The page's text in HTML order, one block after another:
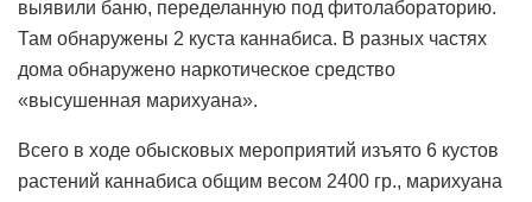
выявили баню, переделанную под фитолабораторию.
Там обнаружены 2 куста каннабиса. В разных частях
дома обнаружено наркотическое средство
«высушенная марихуана».
Всего в ходе обысковых мероприятий изъято 6 кустов
растений каннабиса общим весом 2400 гр., марихуана